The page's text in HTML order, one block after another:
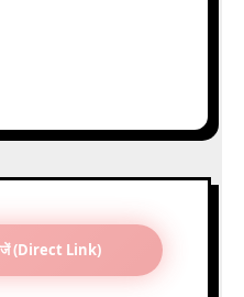
(Direct Link)